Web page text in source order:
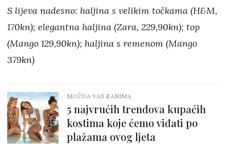
S lijeva nadesno: haljina s velikim točkama (H&M,
170kn); elegantna haljina (Zara, 229,90kn); top
(Mango 129,90kn); haljina s remenom (Mango
379kn)
MOŽDA VAS ZANIMA
5 najvrućih trendova kupaćih
kostima koje ćemo viđati po
plažama ovog ljeta